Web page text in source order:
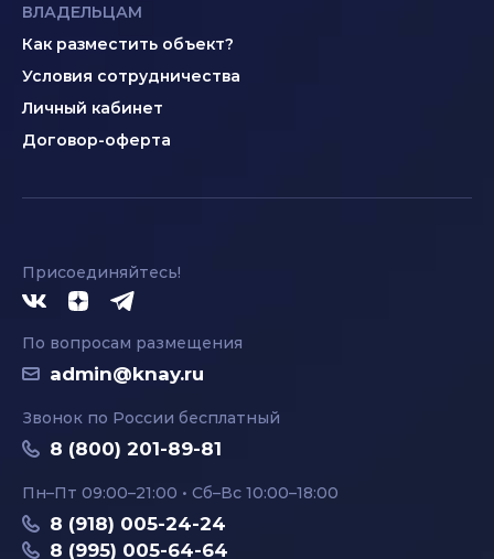
ВЛАДЕЛЬЦАМ
Как разместить объект?
Условия сотрудничества
Личный кабинет
Договор-оферта
Присоединяйтесь!
По вопросам размещения
admin@knay.ru
Звонок по России бесплатный
8 (800) 201-89-81
Пн–Пт 09:00–21:00 • Сб–Вс 10:00–18:00
8 (918) 005-24-24
8 (995) 005-64-64